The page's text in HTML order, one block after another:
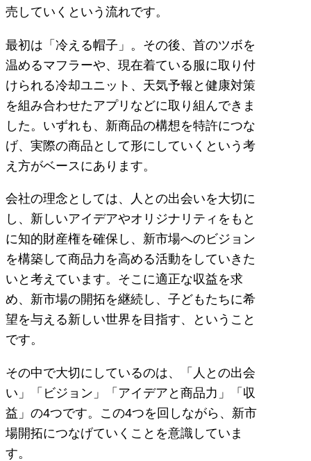
売していくという流れです。
最初は「冷える帽子」。その後、首のツボを
温めるマフラーや、現在着ている服に取り付
けられる冷却ユニット、天気予報と健康対策
を組み合わせたアプリなどに取り組んできま
した。いずれも、新商品の構想を特許につな
げ、実際の商品として形にしていくという考
え方がベースにあります。
会社の理念としては、人との出会いを大切に
し、新しいアイデアやオリジナリティをもと
に知的財産権を確保し、新市場へのビジョン
を構築して商品力を高める活動をしていきた
いと考えています。そこに適正な収益を求
め、新市場の開拓を継続し、子どもたちに希
望を与える新しい世界を目指す、ということ
です。
その中で大切にしているのは、「人との出会
い」「ビジョン」「アイデアと商品力」「収
益」の4つです。この4つを回しながら、新市
場開拓につなげていくことを意識していま
す。